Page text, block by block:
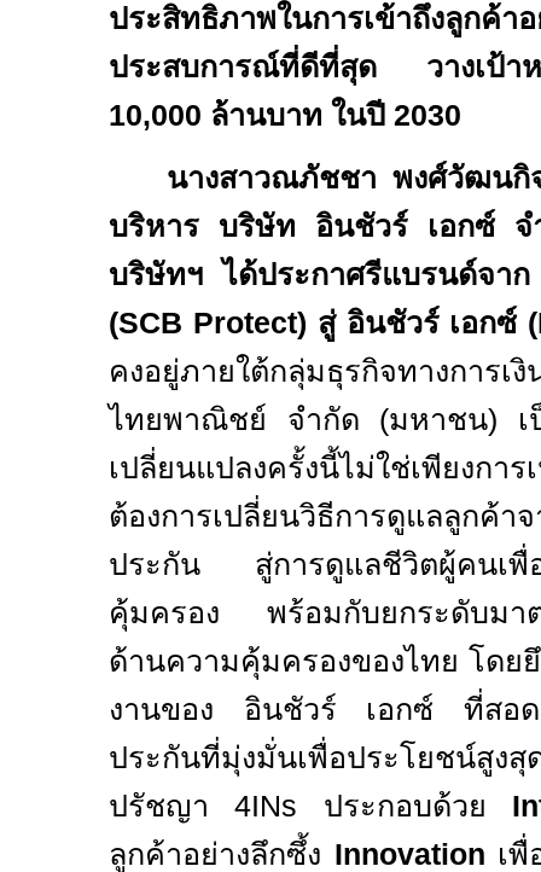
ประสิทธิภาพในการเข้าถึงลูกค้า
ประสบการณ์ที่ดีที่สุด วางเป้าห
10,000 ล้านบาท ในปี 2030
นางสาวณภัชชา พงศ์วัฒนกิ
บริหาร บริษัท อินชัวร์ เอกซ์ จ
บริษัทฯ ได้ประกาศรีแบรนด์จา
(SCB Protect) สู่ อินชัวร์ เอกซ์ (
คงอยู่ภายใต้กลุ่มธุรกิจทางการเ
ไทยพาณิชย์ จำกัด (มหาชน)
เปลี่ยนแปลงครั้งนี้ไม่ใช่เพียงก
ต้องการเปลี่ยนวิธีการดูแลลูกค้
ประกัน สู่การดูแลชีวิตผู้คนเพื่อ
คุ้มครอง พร้อมกับยกระดับมาต
ด้านความคุ้มครองของไทย โดย
งานของ อินชัวร์ เอกซ์ ที่สอด
ประกันที่มุ่งมั่นเพื่อประโยชน์สู
ปรัชญา4INs ประกอบด้วย
ลูกค้าอย่างลึกซึ้ง Innovation เ